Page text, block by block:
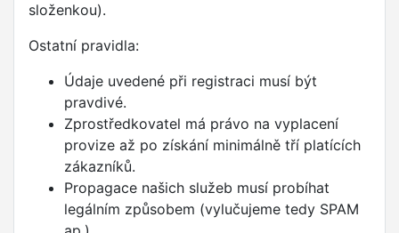
složenkou).
Ostatní pravidla:
Údaje uvedené při registraci musí být
pravdivé.
Zprostředkovatel má právo na vyplacení
provize až po získání minimálně tří platících
zákazníků.
Propagace našich služeb musí probíhat
legálním způsobem (vylučujeme tedy SPAM